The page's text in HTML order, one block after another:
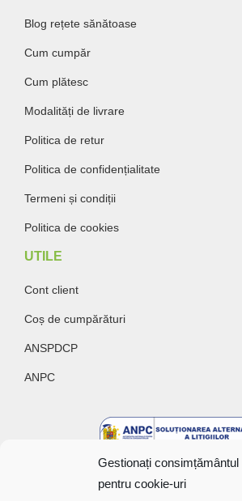
Gestionați consimțământul
pentru cookie-uri
Blog rețete sănătoase
Cum cumpăr
Cum plătesc
Modalități de livrare
Politica de retur
Politica de confidențialitate
Termeni și condiții
Politica de cookies
UTILE
Cont client
Coș de cumpărături
ANSPDCP
ANPC